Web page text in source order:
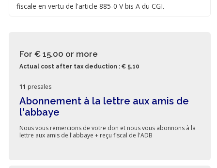
fiscale en vertu de l'article 885-0 V bis A du CGI.
For € 15.00 or more
Actual cost after tax deduction : € 5.10
11 presales
Abonnement à la lettre aux amis de
l'abbaye
Nous vous remercions de votre don et nous vous abonnons à la
lettre aux amis de l'abbaye + reçu fiscal de l'ADB